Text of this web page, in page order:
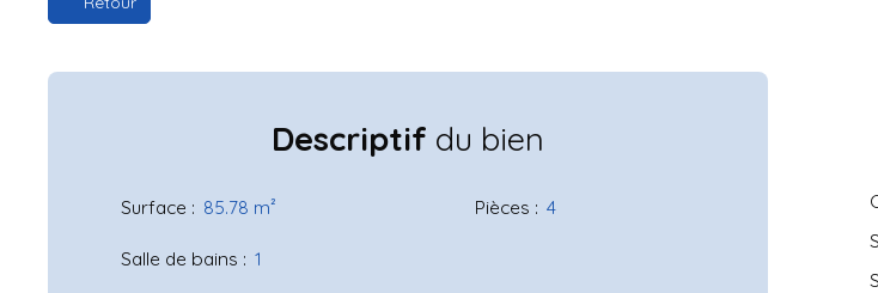
Descriptif du bien
Surface : 85.78 m² Pièces : 4
Salle de bains : 1